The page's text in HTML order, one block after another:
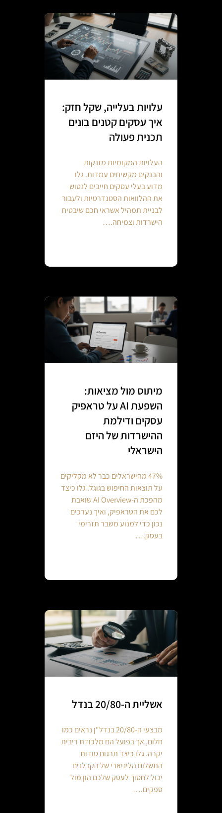
עלויות בעלייה, שקל חזק:
איך עסקים קטנים בונים
תכנית פעולה
העלויות המקומיות מזנקות
והבנקים מקשיחים עמדות. גלו
מדוע בעלי עסקים חייבים לנטוש
את ההלוואות הסטנדרטיות ולעבור
לבניית תמהיל אשראי חכם שיבטיח
הישרדות וצמיחה.…
מיתוס מול מציאות:
השפעת AI על טראפיק
עסקים ודילמת
ההישרדות של היזם
הישראלי
47% מהישראלים כבר לא מקליקים
על תוצאות החיפוש בגוגל. גלו כיצד
מהפכת ה-AI Overview שואבת
לכם את הטראפיק, ואיך נערכים
נכון כדי למנוע משבר תזרימי
בעסק.…
אשליית ה-20/80 בנדל
מבצעי ה-20/80 בנדל"ן נראים כמו
חלום, אך בפועל הם מלכודת ריבית
יקרה. גלו כיצד תרגום סודות
התשלום הליניארי של הקבלנים
יכול לחסוך לעסק שלכם הון מול
ספקים.…